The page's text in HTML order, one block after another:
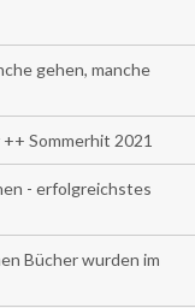
gehen, manche
Sommerhit 2021
- erfolgreichstes
Bücher wurden im